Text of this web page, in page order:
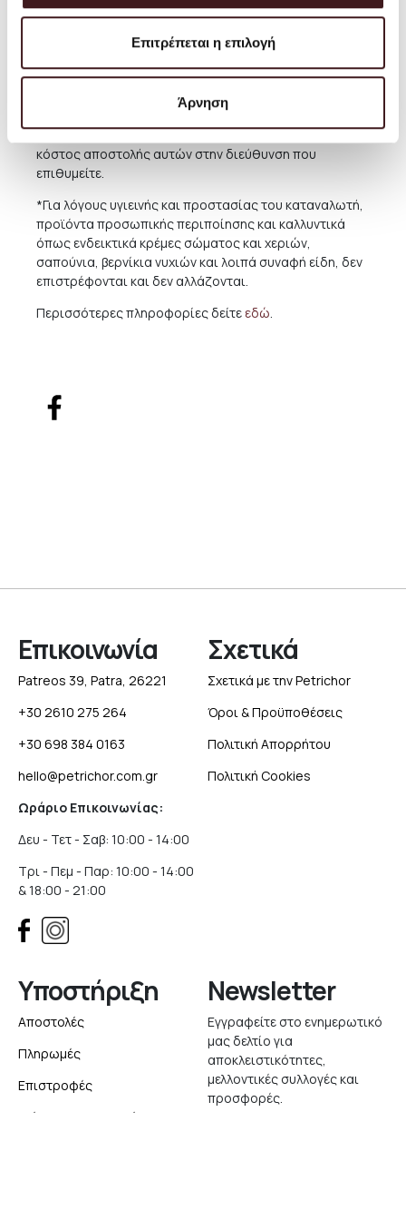
Επιτρέπεται η επιλογή
Άρνηση
Για παραδόσεις σε χώρες του εξωτερικού,το κόστος
ποικίλει ανάλογα με την χώρα και την συγκεκριμένη
σας, συνιστούμε πριν προχωρήσετε σε κάποια αγορά
να μας αποστέλλετε μήνυμα ηλεκτρονικής
αλληλογραφίας με τα προϊόντα που επιθυμείτε να
αγοράσετε και εμείς θα σας ενημερώνουμε για το
κόστος αποστολής αυτών στην διεύθυνση που
επιθυμείτε.
*Για λόγους υγιεινής και προστασίας του καταναλωτή,
προϊόντα προσωπικής περιποίησης και καλλυντικά
όπως ενδεικτικά κρέμες σώματος και χεριών,
σαπούνια, βερνίκια νυχιών και λοιπά συναφή είδη, δεν
επιστρέφονται και δεν αλλάζονται.
Περισσότερες πληροφορίες δείτε εδώ.
Επικοινωνία
Patreos 39, Patra, 26221
+30 2610 275 264
+30 698 384 0163
hello@petrichor.com.gr
Ωράριο Επικοινωνίας:
Δευ - Τετ - Σαβ: 10:00 - 14:00
Τρι - Πεμ - Παρ: 10:00 - 14:00
& 18:00 - 21:00
Σχετικά
Σχετικά με την Petrichor
Όροι & Προϋποθέσεις
Πολιτική Απορρήτου
Πολιτική Cookies
Υποστήριξη
Αποστολές
Πληρωμές
Επιστροφές
Δείτε την Παραγγελία σας
Newsletter
Εγγραφείτε στο ενημερωτικό
μας δελτίο για
αποκλειστικότητες,
μελλοντικές συλλογές και
προσφορές.